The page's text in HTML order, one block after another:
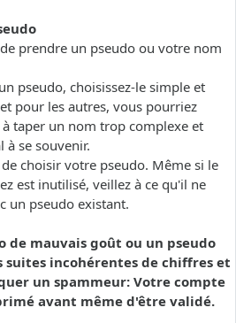
prendre un pseudo ou votre nom
pseudo, choisissez-le simple et
pour les autres, vous pourriez
taper un nom trop complexe et
à se souvenir.
choisir votre pseudo. Même si le
est inutilisé, veillez à ce qu'il ne
un pseudo existant.
de mauvais goût ou un pseudo
incohérentes de chiffres et
un spammeur: Votre compte
avant même d'être validé.